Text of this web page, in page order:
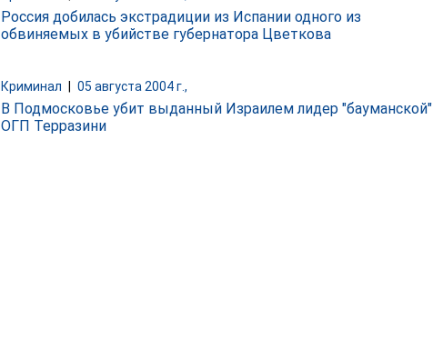
Россия добилась экстрадиции из Испании одного из
обвиняемых в убийстве губернатора Цветкова
Криминал | 05 августа 2004 г.,
В Подмосковье убит выданный Израилем лидер "бауманской"
ОГП Терразини